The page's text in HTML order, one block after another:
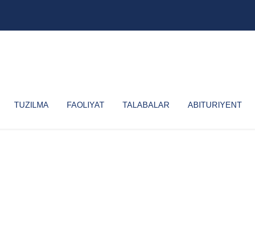
TUZILMA FAOLIYAT TALABALAR ABITURIYENT